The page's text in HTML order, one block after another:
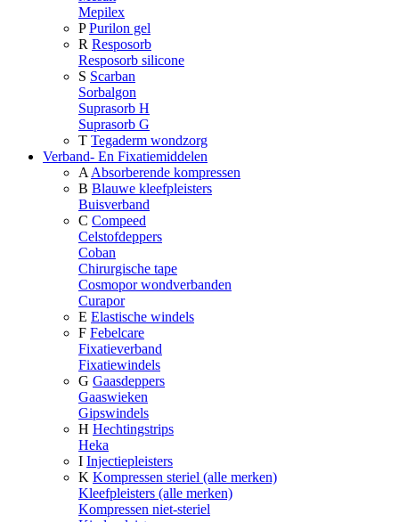
Mepilex
P Purilon gel
R Resposorb
Resposorb silicone
S Scarban
Sorbalgon
Suprasorb H
Suprasorb G
T Tegaderm wondzorg
Verband- En Fixatiemiddelen
A Absorberende kompressen
B Blauwe kleefpleisters
Buisverband
C Compeed
Celstofdeppers
Coban
Chirurgische tape
Cosmopor wondverbanden
Curapor
E Elastische windels
F Febelcare
Fixatieverband
Fixatiewindels
G Gaasdeppers
Gaaswieken
Gipswindels
H Hechtingstrips
Heka
I Injectiepleisters
K Kompressen steriel (alle merken)
Kleefpleisters (alle merken)
Kompressen niet-steriel